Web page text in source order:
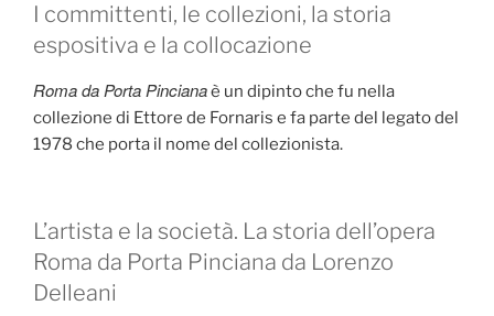
I committenti, le collezioni, la storia
espositiva e la collocazione
Roma da Porta Pincianaè un dipinto che fu nella
collezione di Ettore de Fornaris e fa parte del legato del
1978 che porta il nome del collezionista.
L’artista e la società. La storia dell’opera
Roma da Porta Pinciana da Lorenzo
Delleani